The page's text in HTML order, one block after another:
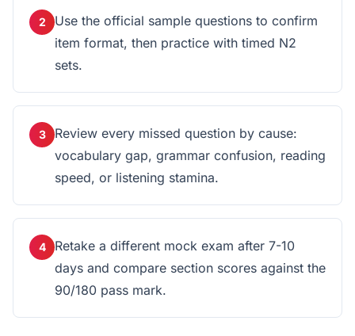
2
Use the official sample questions to confirm
item format, then practice with timed N2
sets.
3
Review every missed question by cause:
vocabulary gap, grammar confusion, reading
speed, or listening stamina.
4
Retake a different mock exam after 7-10
days and compare section scores against the
90/180 pass mark.